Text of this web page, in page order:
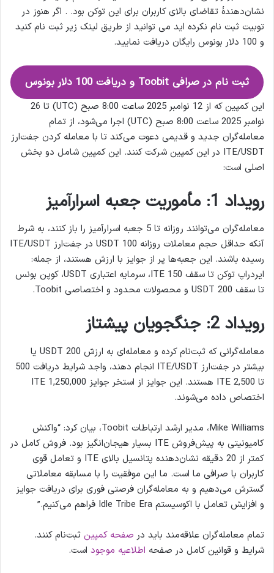
نشان‌دهندۀ تقاضای بالای کاربران برای این توکن بود. . اگر هنوز در
توبیت ثبت نام نکرده اید می توانید از طریق لینک زیر ثبت نام کنید
و 100 دلار بونوس رایگان دریافت نمایید.
ثبت نام در صرافی Toobit و دریافت 100 دلار بونوس
این کمپین که از 12 نوامبر 2025 ساعت 8:00 صبح (UTC) تا 26
نوامبر 2025 ساعت 8:00 صبح (UTC) اجرا می‌شود، از تمام
معامله‌گران جدید و قدیمی دعوت می‌کند تا با معامله کردن جفت‌ارز
ITE/USDT در این کمپین شرکت کنند. این کمپین شامل دو بخش
اصلی است:
رویداد 1: مأموریت جعبه اسرارآمیز
معامله‌گران می‌توانند روزانه تا 5 جعبه اسرارآمیز را باز کنند، به شرط
آنکه حداقل حجم معاملات روزانه 100 USDT در جفت‌ارز ITE/USDT
رسیده باشند. این جعبه‌ها پر از جوایز با ارزش هستند، از جمله:
ایردراپ توکن تا سقف 150 ITE، سرمایه‌ اعتباری USDT، کوپن‌ بونس
تا سقف 200 USDT و محصولات محدود و اختصاصی Toobit.
رویداد 2: جنگجویان پیشتاز
معامله‌گرانی که ثبت‌نام کرده و معامله‌ای به ارزش 200 USDT یا
بیشتر در جفت‌ارز ITE/USDT انجام دهند، واجد شرایط دریافت 500
تا 2,500 ITE هستند. این جوایز از استخر جوایز 1,250,000 ITE
اختصاص داده می‌شوند.
Mike Williams، مدیر ارشد ارتباطات Toobit، بیان کرد: “واکنش
کامیونیتی به پیش‌فروش ITE بسیار هیجان‌انگیز بود. فروش کامل در
کمتر از 20 دقیقه نشان‌دهنده پتانسیل بالای ITE و تعامل قوی
کاربران با صرافی ما است. ما این موفقیت را با مسابقه معاملاتی
گسترش می‌دهیم و به معامله‌گران فرصتی فوری برای دریافت جوایز
و افزایش تعامل با اکوسیستم Idle Tribe Era فراهم می‌کنیم.”
تمام معامله‌گران علاقه‌مند باید در صفحه کمپین ثبت‌نام کنند.
شرایط و قوانین کامل در صفحه اطلاعیه موجود است.